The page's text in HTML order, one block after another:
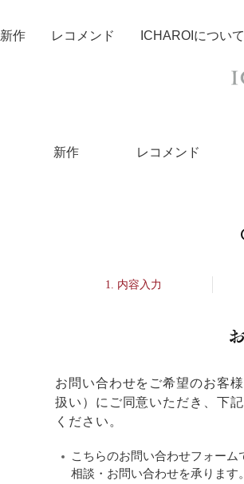
新作 レコメンド
新作 レコメンド ICHAROIについて
内容入力
お問い合わせをご希望のお客様
扱い）にご同意いただき、下
ください。
こちらのお問い合わせフォー
相談・お問い合わせを承りま